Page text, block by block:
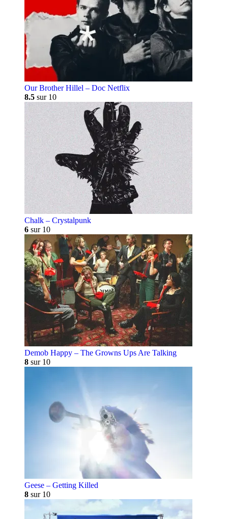
Our Brother Hillel – Doc Netflix
8.5 sur 10
Chalk – Crystalpunk
6 sur 10
Demob Happy – The Growns Ups Are Talking
8 sur 10
Geese – Getting Killed
8 sur 10